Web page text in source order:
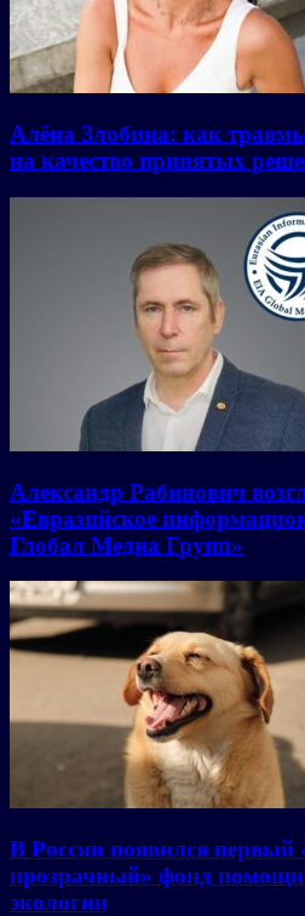
Алёна Злобина: как
на качество принятых
Александр Рабинович
«Евразийское
Глобал Медиа Групп»
В России появился первый
прозрачный» фонд
экологии